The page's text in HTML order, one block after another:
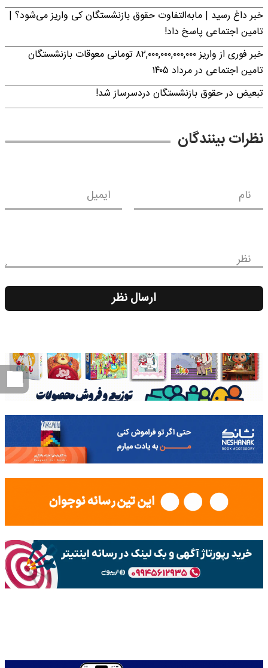
خبر داغ رسید | مابه‌التفاوت حقوق بازنشستگان کی واریز می‌شود؟ |
تامین اجتماعی پاسخ داد!
خبر فوری از واریز ۸۲,۰۰۰,۰۰۰,۰۰۰,۰۰۰ تومانی معوقات بازنشستگان
تامین اجتماعی در مرداد ۱۴۰۵
تبعیض در حقوق بازنشستگان دردسرساز شد!
نظرات بینندگان
نام ایمیل
نظر
ارسال نظر